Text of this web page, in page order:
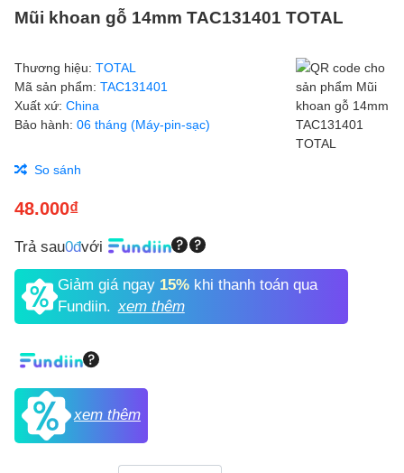
Mũi khoan gỗ 14mm TAC131401 TOTAL
Thương hiệu: TOTAL
Mã sản phẩm: TAC131401
Xuất xứ: China
Bảo hành: 06 tháng (Máy-pin-sạc)
So sánh
48.000₫
Trả sau0đvới
Giảm giá ngay 15%khi thanh toán qua
Fundiin. xem thêm
xem thêm